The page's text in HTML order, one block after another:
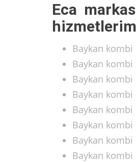
Eca
Baykan
Baykan
Baykan kombi
Baykan
Baykan
Baykan
Baykan
Baykan